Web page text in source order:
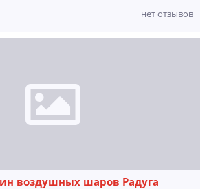
нет отзывов
воздушных шаров Радуга